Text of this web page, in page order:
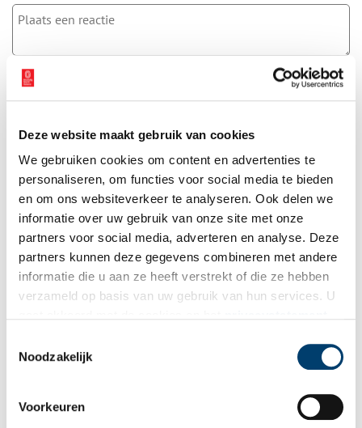
Deze website maakt gebruik van cookies
We gebruiken cookies om content en advertenties te
personaliseren, om functies voor social media te bieden
en om ons websiteverkeer te analyseren. Ook delen we
informatie over uw gebruik van onze site met onze
partners voor social media, adverteren en analyse. Deze
partners kunnen deze gegevens combineren met andere
informatie die u aan ze heeft verstrekt of die ze hebben
verzameld op basis van uw gebruik van hun services. U
Noodzakelijk
Voorkeuren
Vereiste velden zijn gemarkeerd met *. Het e-mailadres wordt niet
gepubliceerd.
E-mail*
Vink dit aan als u op de hoogte gehouden wil worden.